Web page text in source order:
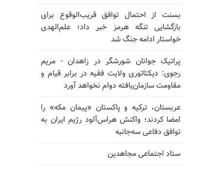
بسنت از احتمال توافق قریب‌الوقوع برای
بازگشایی تنگه هرمز خبر داد؛ علم‌الهدی
خواستار ادامه جنگ شد
پراتیک جوانان شورشگر در زاهدان - مریم
رجوی: دیکتاتوری ولایت فقیه در برابر قیام و
مقاومت سازمان‌یافته دوام نخواهد آورد
عربستان، ترکیه و پاکستان «پیمان مکه» را
امضا کردند؛ واکنش هراس‌آلود رژیم ایران به
توافق دفاعی سه‌جانبه
ستاد اجتماعی مجاهدین